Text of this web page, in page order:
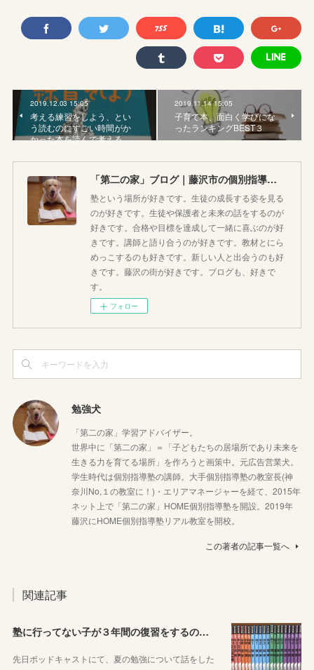
2019.12.03 15:05
考える練習をしよう、とい
う読むのにすごい時間がか
かった本を読んで考える
2019.11.14 15:05
子育て本、面白く学びにな
ったランキングBEST３
「第二の家」ブログ｜藤沢市の個別指導塾のお話
塾という場所が好きです。生徒の成長する姿を見る
のが好きです。生徒や保護者と未来の話をするのが
好きです。合格や目標を達成して一緒に喜ぶのが好
きです。講師と語り合うのが好きです。教材とにら
めっこするのも好きです。新しい人と出会うのも好
きです。藤沢の街が好きです。ブログも、好きで
す。
フォロー
勉強犬
「第二の家」学習アドバイザー。
世界中に「第二の家」＝「子どもたちの居場所であり未来を
生きる力を育てる場所」を作ろうと画策中。元広告営業犬。
学生時代は個別指導塾の講師。大手個別指導塾の教室長(神
奈川No,１の教室に！)・エリアマネージャーを経て、2015年
ネット上で「第二の家」HOME個別指導塾を開設。2019年
藤沢にHOME個別指導塾リアル教室を開校。
この著者の記事一覧へ
関連記事
塾に行ってない子が３年間の復習をするのに良さそうな教材を本屋で探してみました！
先日ポッドキャストにて、夏の勉強について話をした